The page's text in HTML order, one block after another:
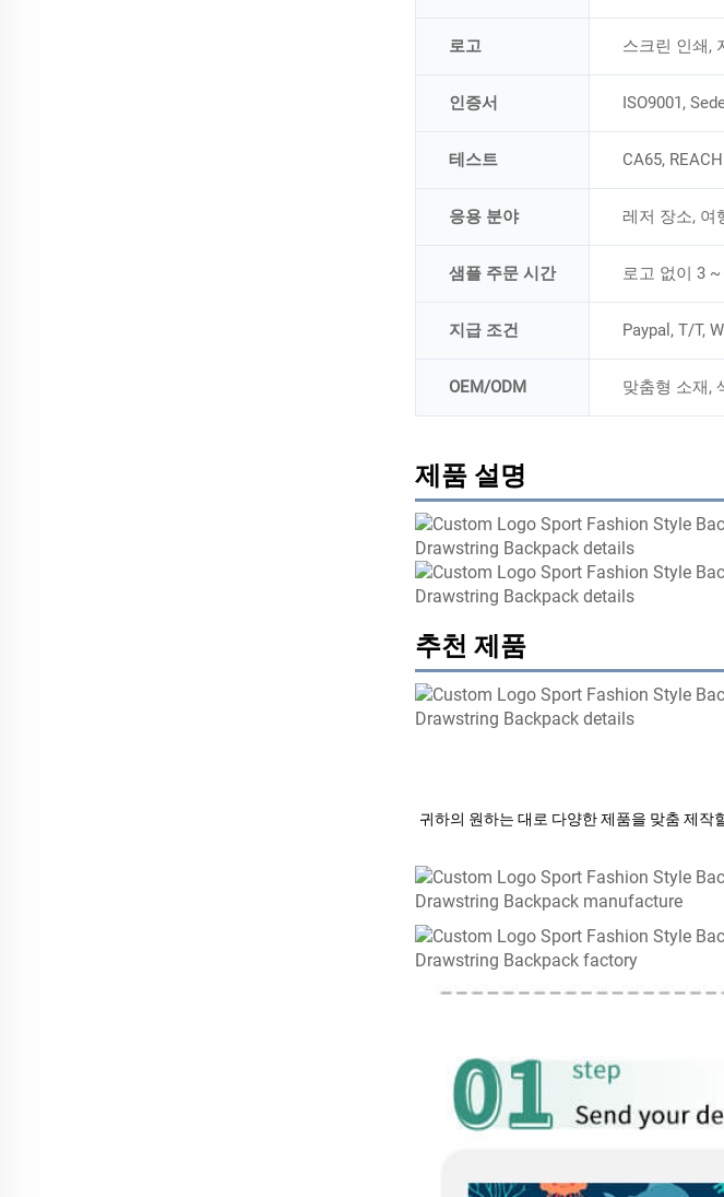
로고 스크린 인쇄,
인증서 ISO9001,
테스트 CA65,
응용 분야 레저 장소, 여
샘플 주문 시간 로고 없이 3
지급 조건 Paypal, T/T,
OEM/ODM 맞춤형 소재,
제품 설명
추천 제품
귀하의 원하는 대로 다양한 제품을 맞춤 제작